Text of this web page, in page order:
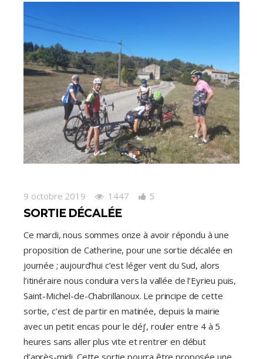
9 octobre 2019 1447 5
SORTIE DÉCALÉE
Ce mardi, nous sommes onze à avoir répondu à une
proposition de Catherine, pour une sortie décalée en
journée ; aujourd’hui c’est léger vent du Sud, alors
l’itinéraire nous conduira vers la vallée de l’Eyrieu puis,
Saint-Michel-de-Chabrillanoux. Le principe de cette
sortie, c’est de partir en matinée, depuis la mairie
avec un petit encas pour le déj’, rouler entre 4 à 5
heures sans aller plus vite et rentrer en début